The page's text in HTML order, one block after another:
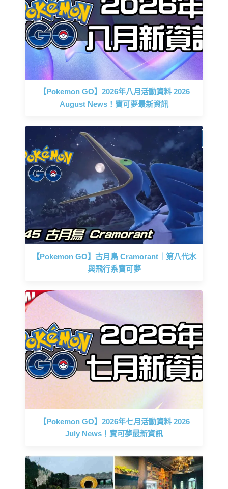
【Pokemon GO】2026年八月活動資料 2026
August News！寶可夢最新資訊
【Pokemon GO】古月鳥 Cramorant｜第八代水
與飛行系寶可夢
【Pokemon GO】2026年七月活動資料 2026
July News！寶可夢最新資訊